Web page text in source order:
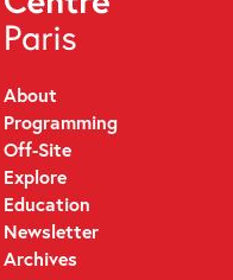
About
Programming
Off-Site
Explore
Education
Newsletter
Archives